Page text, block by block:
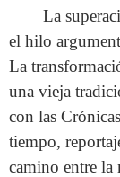
La
el hilo
La
una vieja
con las
tiempo,
camino entre